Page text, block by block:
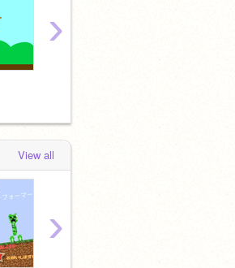
›
View all
›